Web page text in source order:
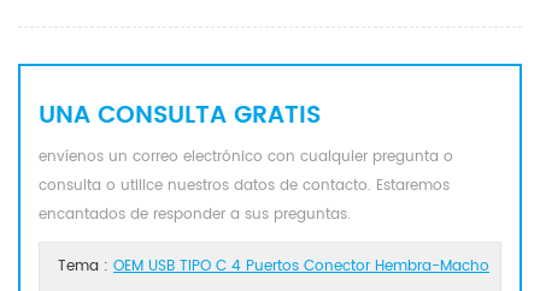
UNA CONSULTA GRATIS
envíenos un correo electrónico con cualquier pregunta o
consulta o utilice nuestros datos de contacto. Estaremos
encantados de responder a sus preguntas.
Tema : OEM USB TIPO C 4 Puertos Conector Hembra-Macho